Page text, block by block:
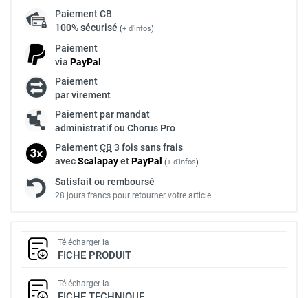
PaiementCB
100% sécurisé (+ d'infos)
Paiement
via PayPal
Paiement
par virement
Paiement par mandat
administratif ou Chorus Pro
PaiementCB 3 fois sans frais
avecScalapayetPayPal (+ d'infos)
Satisfait ou remboursé
28 jours francs pour retourner votre article
Télécharger la
FICHE PRODUIT
Télécharger la